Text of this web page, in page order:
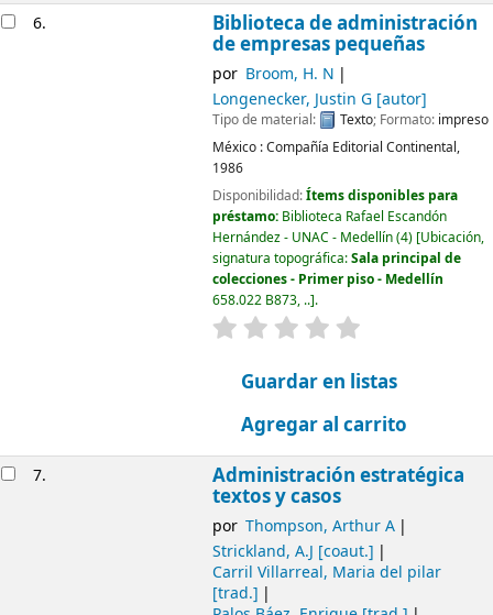
6. Biblioteca de administración
de empresas pequeñas
por Broom, H. N
Longenecker, Justin G[autor]
Tipo de material: Texto; Formato: impreso
México :Compañía Editorial Continental,
1986
Disponibilidad:Ítems disponibles para
préstamo: Biblioteca Rafael Escandón
Hernández - UNAC - Medellín(4) Ubicación,
signatura topográfica:Sala principal de
colecciones - Primer piso - Medellín
658.022 B873, .. .
valoración
Guardar en listas
Agregar al carrito
7. Administración estratégica
textos y casos
por Thompson, Arthur A
Strickland, A.J [coaut.]
Carril Villarreal, Maria del pilar
[trad.]